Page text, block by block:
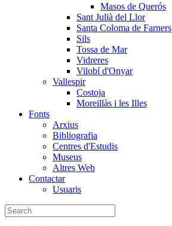
Masos de Querós
Sant Julià del Llor
Santa Coloma de Farners
Sils
Tossa de Mar
Vidreres
Vilobí d'Onyar
Vallespir
Costoja
Moreillàs i les Illes
Fonts
Arxius
Bibliografia
Centres d'Estudis
Museus
Altres Web
Contactar
Usuaris